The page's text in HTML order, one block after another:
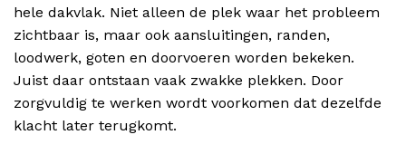
hele dakvlak. Niet alleen de plek waar het probleem
zichtbaar is, maar ook aansluitingen, randen,
loodwerk, goten en doorvoeren worden bekeken.
Juist daar ontstaan vaak zwakke plekken. Door
zorgvuldig te werken wordt voorkomen dat dezelfde
klacht later terugkomt.